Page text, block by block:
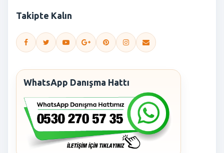
Takipte Kalın
WhatsApp Danışma Hattı